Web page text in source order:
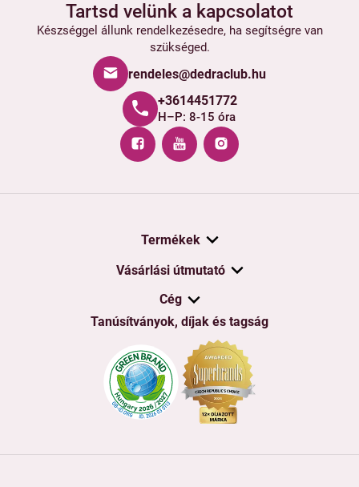
Tartsd velünk a kapcsolatot
Készséggel állunk rendelkezésedre, ha segítségre van
szükséged.
rendeles@dedraclub.hu
+3614451772
H–P: 8-15 óra
Termékek
Vásárlási útmutató
Cég
Tanúsítványok, díjak és tagság